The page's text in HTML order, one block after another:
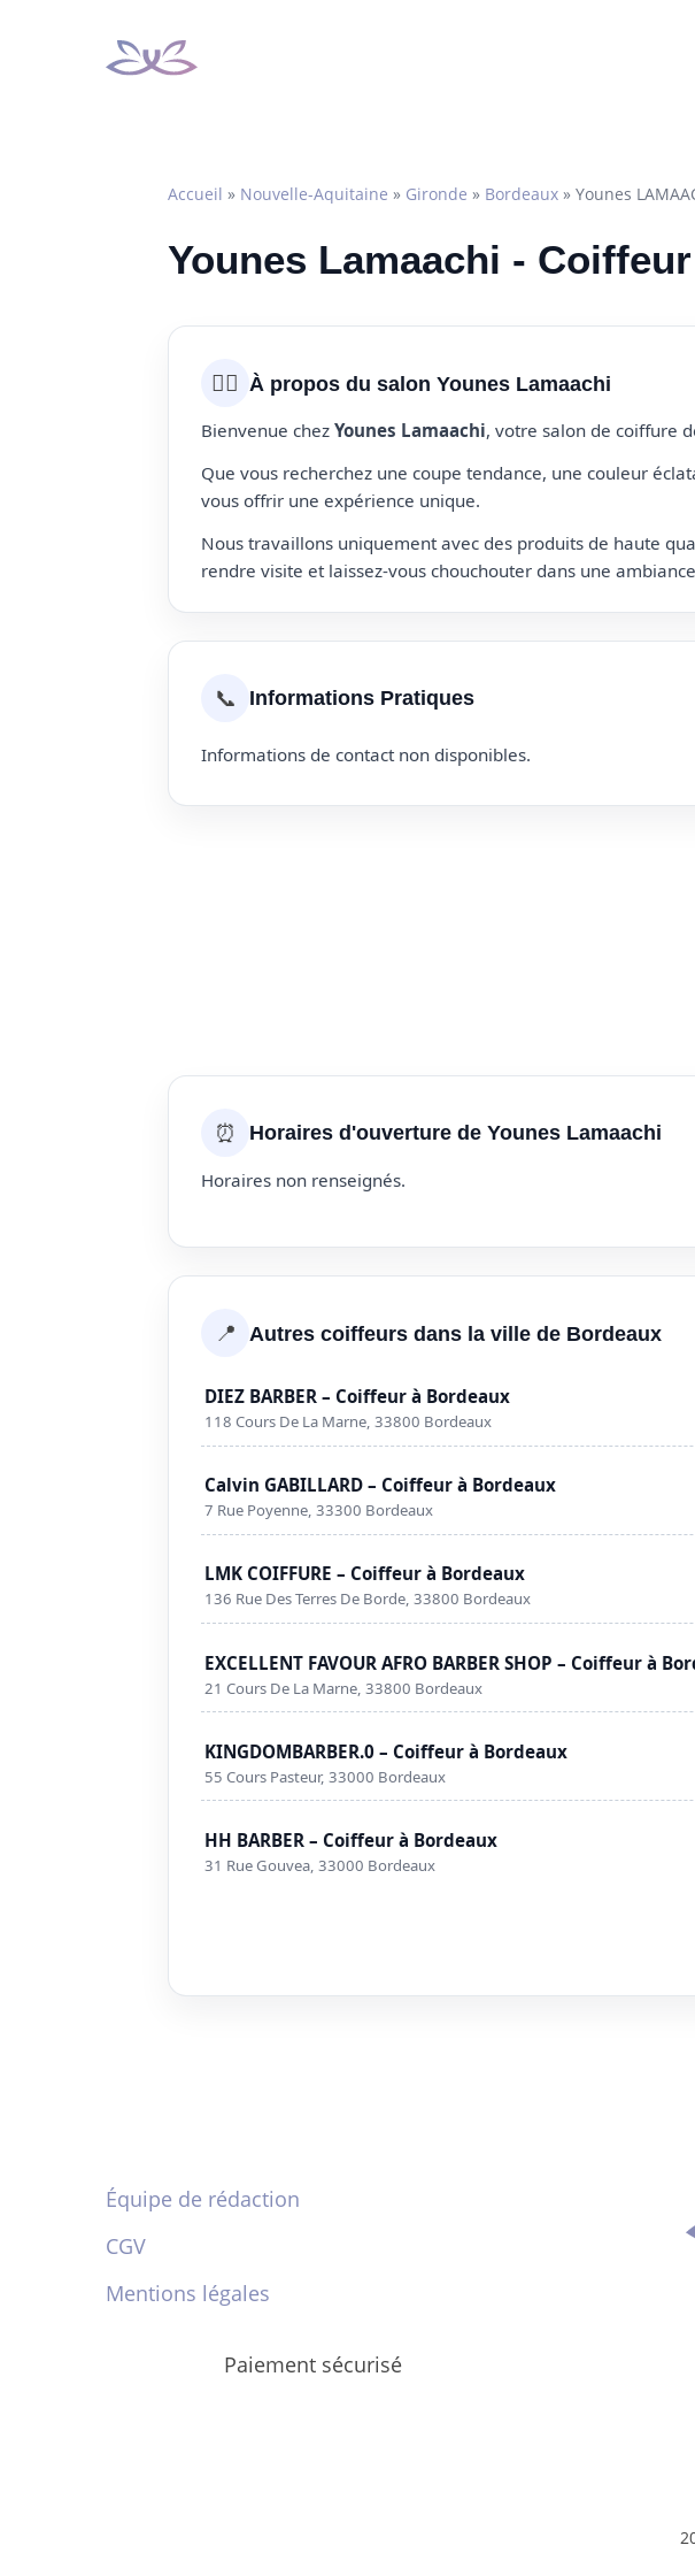
Accueil » Nouvelle-Aquitaine » Gironde » Bordeaux » Younes
Younes Lamaachi -
💇‍♀️ À propos du salon Younes Lamaachi
Bienvenue chez Younes Lamaachi, votre salon de coiffure
Que vous recherchez une coupe tendance, une couleur
vous offrir une expérience unique.
Nous travaillons uniquement avec des produits de haute
rendre visite et laissez-vous chouchouter dans une
📞 Informations Pratiques
Informations de contact non disponibles.
⏰ Horaires d'ouverture de Younes Lamaachi
Horaires non renseignés.
📍 Autres coiffeurs dans la ville de Bordeaux
DIEZ BARBER – Coiffeur à Bordeaux
118 Cours De La Marne, 33800 Bordeaux
Calvin GABILLARD – Coiffeur à Bordeaux
7 Rue Poyenne, 33300 Bordeaux
LMK COIFFURE – Coiffeur à Bordeaux
136 Rue Des Terres De Borde, 33800 Bordeaux
EXCELLENT FAVOUR AFRO BARBER SHOP – Coiffeur à
21 Cours De La Marne, 33800 Bordeaux
KINGDOMBARBER.0 – Coiffeur à Bordeaux
55 Cours Pasteur, 33000 Bordeaux
HH BARBER – Coiffeur à Bordeaux
31 Rue Gouvea, 33000 Bordeaux
Équipe de rédaction
CGV
Mentions légales
Paiement sécurisé